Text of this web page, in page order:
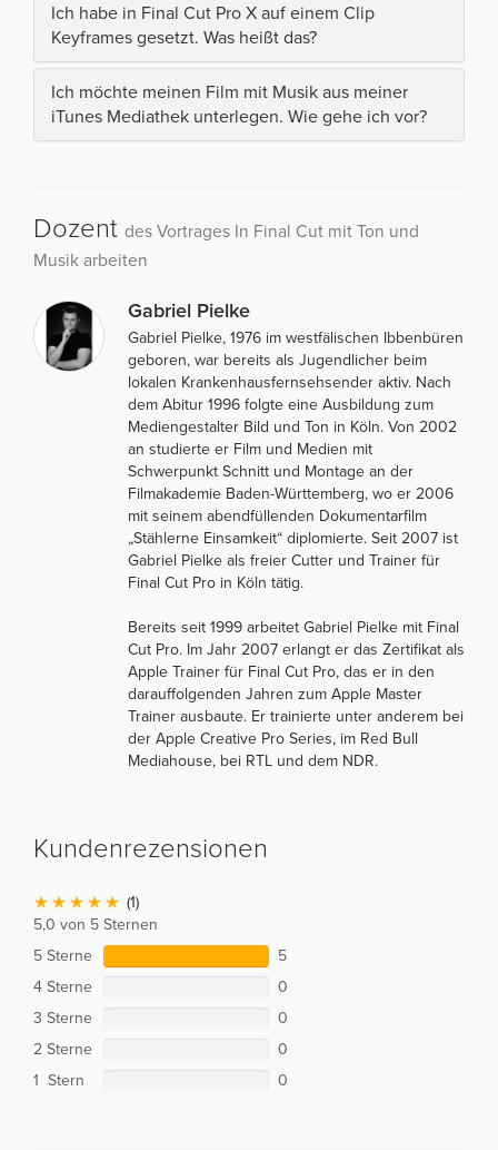
Ich habe in Final Cut Pro X auf einem Clip
Keyframes gesetzt. Was heißt das?
Ich möchte meinen Film mit Musik aus meiner
iTunes Mediathek unterlegen. Wie gehe ich vor?
Dozent des Vortrages In Final Cut mit Ton und
Musik arbeiten
Gabriel Pielke
Gabriel Pielke, 1976 im westfälischen Ibbenbüren
geboren, war bereits als Jugendlicher beim
lokalen Krankenhausfernsehsender aktiv. Nach
dem Abitur 1996 folgte eine Ausbildung zum
Mediengestalter Bild und Ton in Köln. Von 2002
an studierte er Film und Medien mit
Schwerpunkt Schnitt und Montage an der
Filmakademie Baden-Württemberg, wo er 2006
mit seinem abendfüllenden Dokumentarfilm
„Stählerne Einsamkeit“ diplomierte. Seit 2007 ist
Gabriel Pielke als freier Cutter und Trainer für
Final Cut Pro in Köln tätig.
Bereits seit 1999 arbeitet Gabriel Pielke mit Final
Cut Pro. Im Jahr 2007 erlangt er das Zertifikat als
Apple Trainer für Final Cut Pro, das er in den
darauffolgenden Jahren zum Apple Master
Trainer ausbaute. Er trainierte unter anderem bei
der Apple Creative Pro Series, im Red Bull
Mediahouse, bei RTL und dem NDR.
Kundenrezensionen
(1)
5,0 von 5 Sternen
5 Sterne
5
4 Sterne
0
3 Sterne
0
2 Sterne
0
1 Stern
0